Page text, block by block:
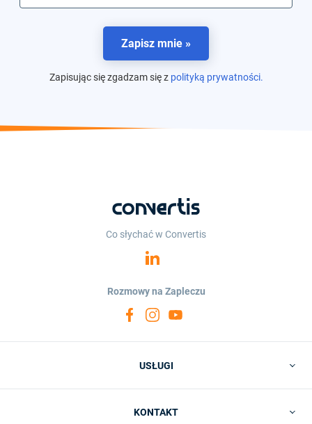
Zapisz mnie »
Zapisując się zgadzam się z polityką prywatności.
Co słychać w Convertis
Rozmowy na Zapleczu
USŁUGI
KONTAKT